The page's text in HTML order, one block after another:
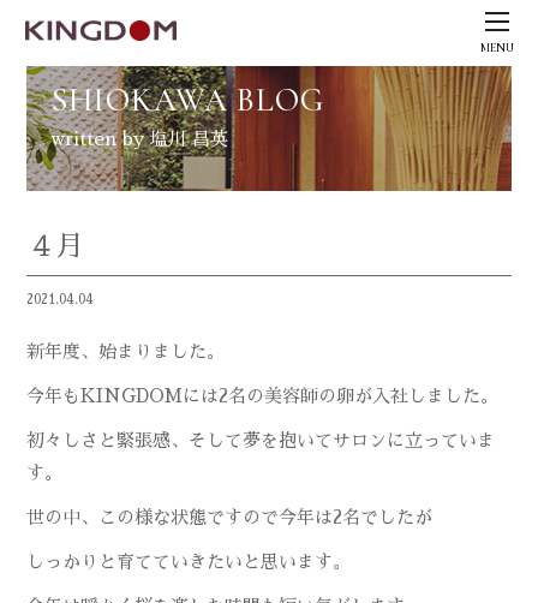
MENU
SHIOKAWA BLOG
written by 塩川 昌英
４月
2021.04.04
新年度、始まりました。
今年もKINGDOMには2名の美容師の卵が入社しました。
初々しさと緊張感、そして夢を抱いてサロンに立っていま
す。
世の中、この様な状態ですので今年は2名でしたが
しっかりと育てていきたいと思います。